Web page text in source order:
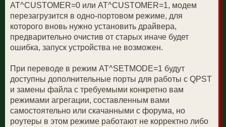
AT^CUSTOMER=0 или AT^CUSTOMER=1, модем
перезагрузится в одно-портовом режиме, для
которого вновь нужно установить драйвера,
предварительно очистив от старых иначе будет
ошибка, запуск устройства не возможен.
При переводе в режим AT^SETMODE=1 будут
доступны дополнительные порты для работы с QPST
и замены файла с требуемыми конкретно вам
режимами агрегации, составленным вами
самостоятельно или скачанными с форума, но
роутеры в этом режиме работают не корректно либо